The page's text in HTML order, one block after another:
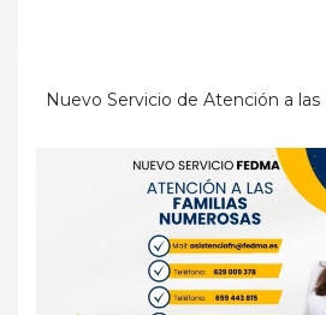
Nuevo Servicio de Atención a